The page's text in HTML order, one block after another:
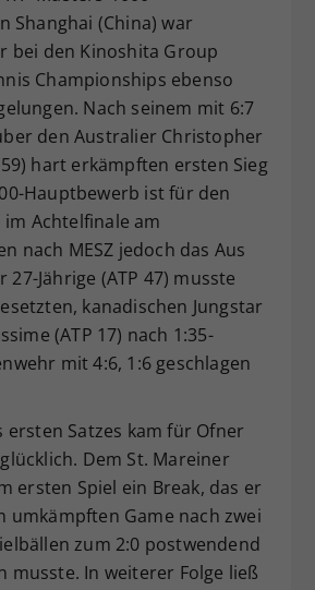
Shanghai (China) war
bei den Kinoshita Group
Championships ebenso
Nach seinem mit 6:7
den Australier Christopher
59) hart erkämpften ersten Sieg
Hauptbewerb ist für den
Achtelfinale am
nach MESZ jedoch das Aus
27-Jährige (ATP 47) musste
kanadischen Jungstar
(ATP 17) nach 1:35-
mit 4:6, 1:6 geschlagen
ersten Satzes kam für Ofner
Dem St. Mareiner
ersten Spiel ein Break, das er
umkämpften Game nach zwei
zum 2:0 postwendend
musste. In weiterer Folge ließ
Wert speichert Ihre Consent-
Unter anderem eine
generierte ID, für die
Speicherung Ihrer
Einstellungen, falls der
Betreiber dies eingestellt